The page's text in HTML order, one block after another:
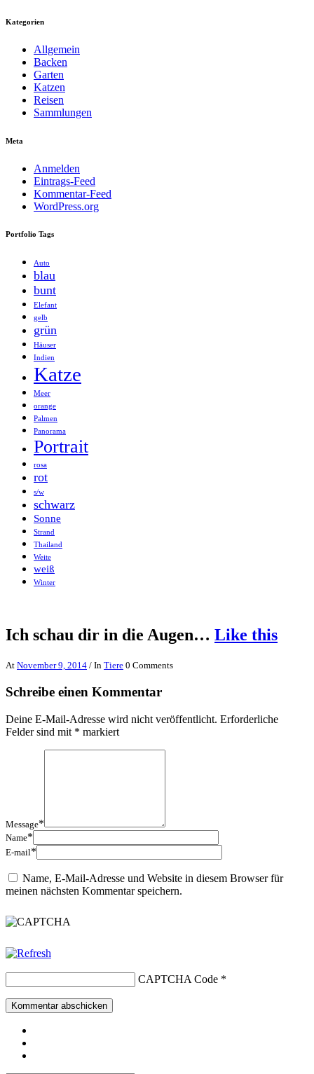
Kategorien
Allgemein
Backen
Garten
Katzen
Reisen
Sammlungen
Meta
Anmelden
Eintrags-Feed
Kommentar-Feed
WordPress.org
Portfolio Tags
Auto
blau
bunt
Elefant
gelb
grün
Häuser
Indien
Katze
Meer
orange
Palmen
Panorama
Portrait
rosa
rot
s/w
schwarz
Sonne
Strand
Thailand
Weite
weiß
Winter
Ich schau dir in die Augen… Like this
At November 9, 2014 / In Tiere 0 Comments
Schreibe einen Kommentar
Deine E-Mail-Adresse wird nicht veröffentlicht. Erforderliche
Felder sind mit * markiert
Message*
Name*
E-mail*
Name, E-Mail-Adresse und Website in diesem Browser für
meinen nächsten Kommentar speichern.
CAPTCHA Code *